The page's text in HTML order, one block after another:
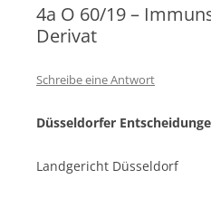
4a O 60/19 –
Derivat
Schreibe eine Antwort
Düsseldorfer
Landgericht Düsseldorf